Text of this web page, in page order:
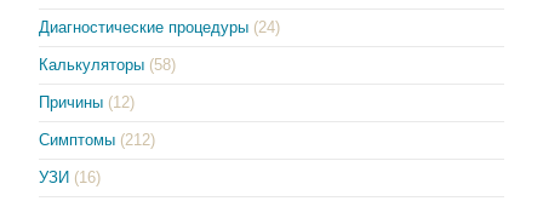
Диагностические процедуры (24)
Калькуляторы (58)
Причины (12)
Симптомы (212)
УЗИ (16)